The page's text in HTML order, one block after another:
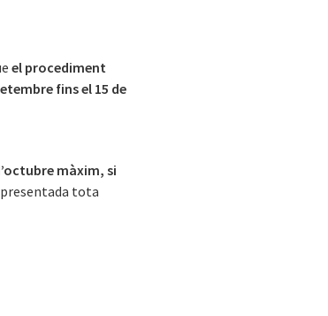
el procediment
fins el 15 de
màxim, si
tota